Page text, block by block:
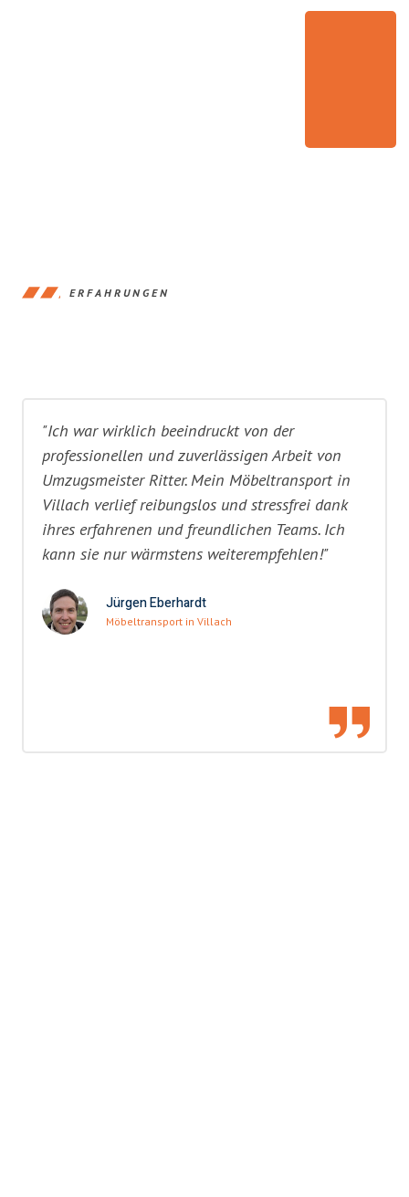
ERFAHRUNGEN
"Ich war wirklich beeindruckt von der
professionellen und zuverlässigen Arbeit von
Umzugsmeister Ritter. Mein Möbeltransport in
Villach verlief reibungslos und stressfrei dank
ihres erfahrenen und freundlichen Teams. Ich
kann sie nur wärmstens weiterempfehlen!"
Jürgen Eberhardt
Möbeltransport in Villach